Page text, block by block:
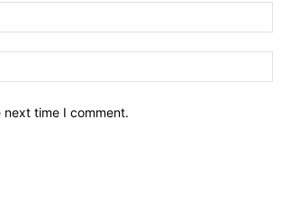
time I comment.